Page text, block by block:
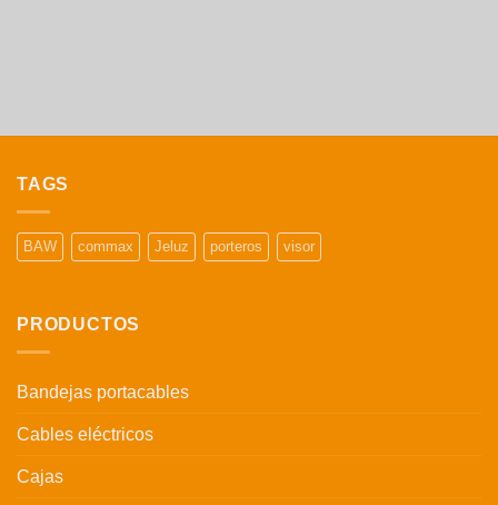
TAGS
BAW commax Jeluz porteros visor
PRODUCTOS
Bandejas portacables
Cables eléctricos
Cajas